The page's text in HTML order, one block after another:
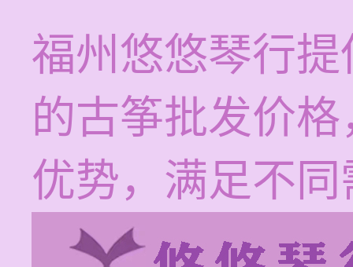
福州悠悠琴行
的古筝批发价
优势，满足不